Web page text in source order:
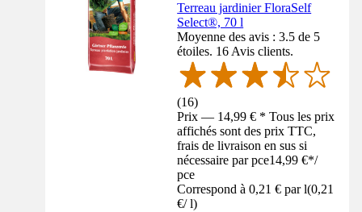
Terreau jardinier FloraSelf
Select®, 70 l
Moyenne des avis : 3.5 de 5
étoiles. 16 Avis clients.
(16)
Prix — 14,99 € * Tous les prix
affichés sont des prix TTC,
frais de livraison en sus si
nécessaire par pce14,99 €*/
pce
Correspond à 0,21 € par l(0,21
€/ l)